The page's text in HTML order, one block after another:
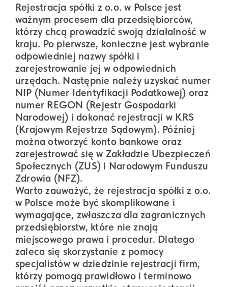
Rejestracja spółki z o.o. w Polsce jest
ważnym procesem dla przedsiębiorców,
którzy chcą prowadzić swoją działalność w
kraju. Po pierwsze, konieczne jest wybranie
odpowiedniej nazwy spółki i
zarejestrowanie jej w odpowiednich
urzędach. Następnie należy uzyskać numer
NIP (Numer Identyfikacji Podatkowej) oraz
numer REGON (Rejestr Gospodarki
Narodowej) i dokonać rejestracji w KRS
(Krajowym Rejestrze Sądowym). Później
można otworzyć konto bankowe oraz
zarejestrować się w Zakładzie Ubezpieczeń
Społecznych (ZUS) i Narodowym Funduszu
Zdrowia (NFZ).
Warto zauważyć, że rejestracja spółki z o.o.
w Polsce może być skomplikowane i
wymagające, zwłaszcza dla zagranicznych
przedsiębiorstw, które nie znają
miejscowego prawa i procedur. Dlatego
zaleca się skorzystanie z pomocy
specjalistów w dziedzinie rejestracji firm,
którzy pomogą prawidłowo i terminowo